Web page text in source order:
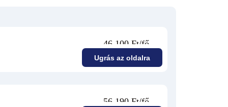
46 100 Ft/fő
Ugrás az oldalra
56 190 Ft/fő